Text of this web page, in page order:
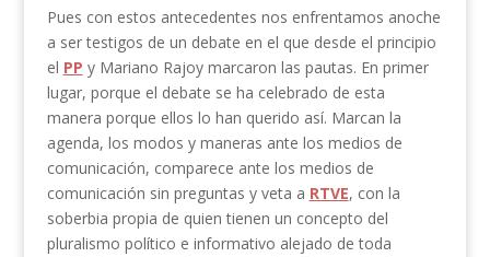
Pues con estos antecedentes nos enfrentamos anoche
a ser testigos de un debate en el que desde el principio
el PP y Mariano Rajoy marcaron las pautas. En primer
lugar, porque el debate se ha celebrado de esta
manera porque ellos lo han querido así. Marcan la
agenda, los modos y maneras ante los medios de
comunicación, comparece ante los medios de
comunicación sin preguntas y veta a RTVE, con la
soberbia propia de quien tienen un concepto del
pluralismo político e informativo alejado de toda